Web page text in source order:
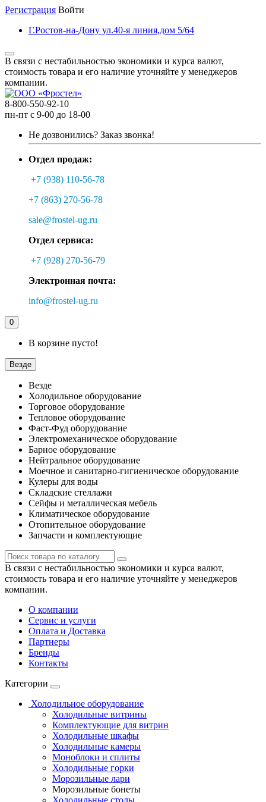
Регистрация Войти
Г.Ростов-на-Дону ул.40-я линия,дом 5/64
В связи с нестабильностью экономики и курса валют,
стоимость товара и его наличие уточняйте у менеджеров
компании.
8-800-550-92-10
пн-пт с 9-00 до 18-00
Не дозвонились? Заказ звонка!
Отдел продаж:
+7 (938) 110-56-78
+7 (863) 270-56-78
sale@frostel-ug.ru
Отдел сервиса:
+7 (928) 270-56-79
Электронная почта:
info@frostel-ug.ru
0
В корзине пусто!
Везде
Везде
Холодильное оборудование
Торговое оборудование
Тепловое оборудование
Фаст-Фуд оборудование
Электромеханическое оборудование
Барное оборудование
Нейтральное оборудование
Моечное и санитарно-гигиеническое оборудование
Кулеры для воды
Складские стеллажи
Сейфы и металлическая мебель
Климатическое оборудование
Отопительное оборудование
Запчасти и комплектующие
В связи с нестабильностью экономики и курса валют,
стоимость товара и его наличие уточняйте у менеджеров
компании.
О компании
Сервис и услуги
Оплата и Доставка
Партнеры
Бренды
Контакты
Категории
Холодильное оборудование
Холодильные витрины
Комплектующие для витрин
Холодильные шкафы
Холодильные камеры
Моноблоки и сплиты
Холодильные горки
Морозильные лари
Морозильные бонеты
Холодильные столы